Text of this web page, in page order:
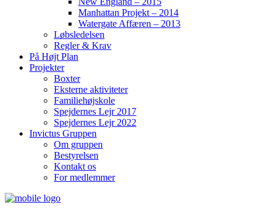
Manhattan Projekt – 2014
Watergate Affæren – 2013
Løbsledelsen
Regler & Krav
På Højt Plan
Projekter
Boxter
Eksterne aktiviteter
Familiehøjskole
Spejdernes Lejr 2017
Spejdernes Lejr 2022
Invictus Gruppen
Om gruppen
Bestyrelsen
Kontakt os
For medlemmer